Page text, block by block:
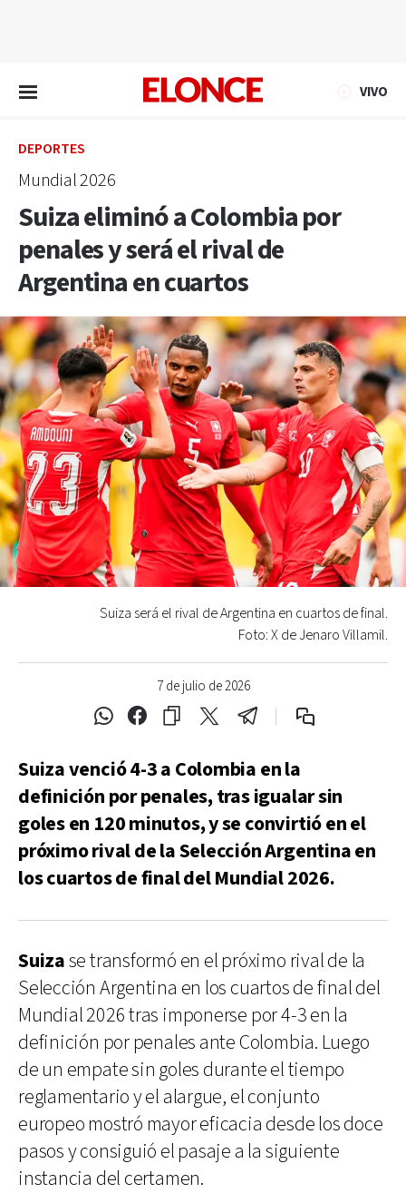
VIVO
DEPORTES
Mundial 2026
Suiza eliminó a Colombia por
penales y será el rival de
Argentina en cuartos
7 de julio de 2026
Suiza será el rival de Argentina en cuartos de final.
Foto: X de Jenaro Villamil.
Suiza venció 4-3 a Colombia en la
definición por penales, tras igualar sin
goles en 120 minutos, y se convirtió en el
próximo rival de la Selección Argentina en
los cuartos de final del Mundial 2026.
Suizase transformó en el próximo rival de la
Selección Argentina en los cuartos de final del
Mundial 2026 tras imponerse por 4-3 en la
definición por penales ante Colombia. Luego
de un empate sin goles durante el tiempo
reglamentario y el alargue, el conjunto
europeo mostró mayor eficacia desde los doce
pasos y consiguió el pasaje a la siguiente
instancia del certamen.